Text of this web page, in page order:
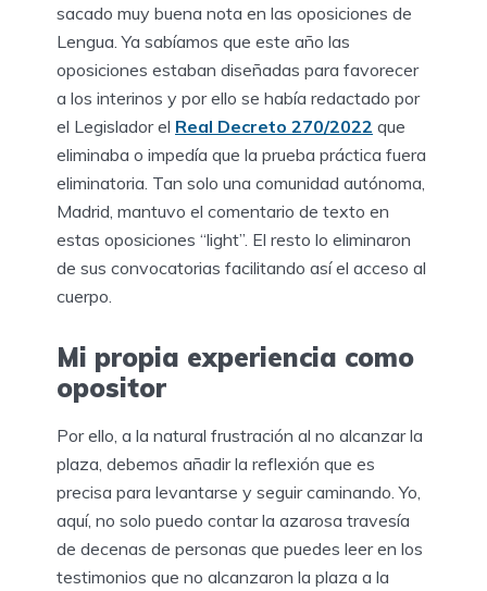
sacado muy buena nota en las oposiciones de
Lengua. Ya sabíamos que este año las
oposiciones estaban diseñadas para favorecer
a los interinos y por ello se había redactado por
el Legislador el Real Decreto 270/2022 que
eliminaba o impedía que la prueba práctica fuera
eliminatoria. Tan solo una comunidad autónoma,
Madrid, mantuvo el comentario de texto en
estas oposiciones “light”. El resto lo eliminaron
de sus convocatorias facilitando así el acceso al
cuerpo.
Mi propia experiencia como
opositor
Por ello, a la natural frustración al no alcanzar la
plaza, debemos añadir la reflexión que es
precisa para levantarse y seguir caminando. Yo,
aquí, no solo puedo contar la azarosa travesía
de decenas de personas que puedes leer en los
testimonios que no alcanzaron la plaza a la